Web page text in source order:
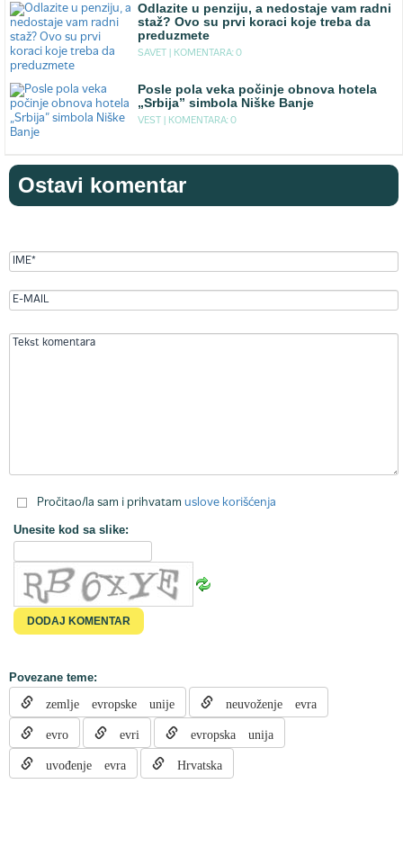
Odlazite u penziju, a nedostaje vam radni
staž? Ovo su prvi koraci koje treba da
preduzmete
SAVET | KOMENTARA: 0
Posle pola veka počinje obnova hotela
„Srbija” simbola Niške Banje
VEST | KOMENTARA: 0
Ostavi komentar
Pročitao/la sam i prihvatam uslove korišćenja
Unesite kod sa slike:
Povezane teme:
zemlje evropske unije neuvoženje evra
evro evri evropska unija
uvođenje evra Hrvatska